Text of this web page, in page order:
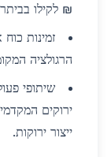
₪ לקילו
זמינות
הרגולציה
שיתופי
ירוקים
ייצור ירוקות.